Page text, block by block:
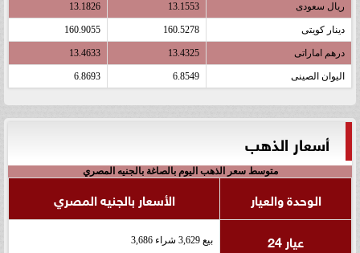
ريال سعودى 13.1553
13.1826
دينار كويتى 160.5278
160.9055
درهم اماراتى 13.4325
13.4633
اليوان الصينى 6.8549
6.8693
أسعار الذهب
متوسط سعر الذهب اليوم بالصاغة بالجنيه المصري
الوحدة والعيار
الأسعار بالجنيه المصري
عيار 24
بيع 3,629 شراء 3,686